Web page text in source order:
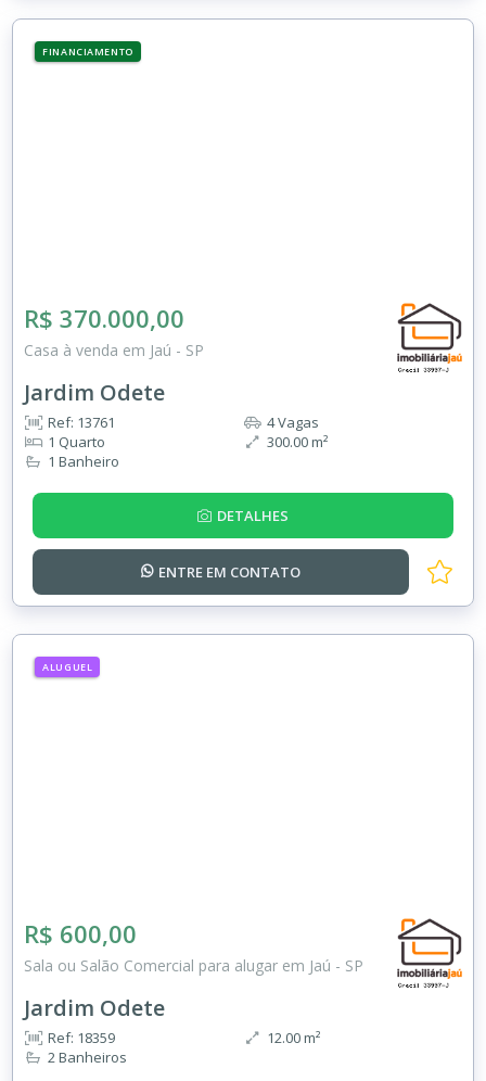
FINANCIAMENTO
R$ 370.000,00
Casa à venda em Jaú - SP
Jardim Odete
Ref: 13761
1 Quarto
1 Banheiro
4 Vagas
300.00 m²
DETALHES
ENTRE EM CONTATO
ALUGUEL
R$ 600,00
Sala ou Salão Comercial para alugar em Jaú - SP
Jardim Odete
Ref: 18359
2 Banheiros
12.00 m²